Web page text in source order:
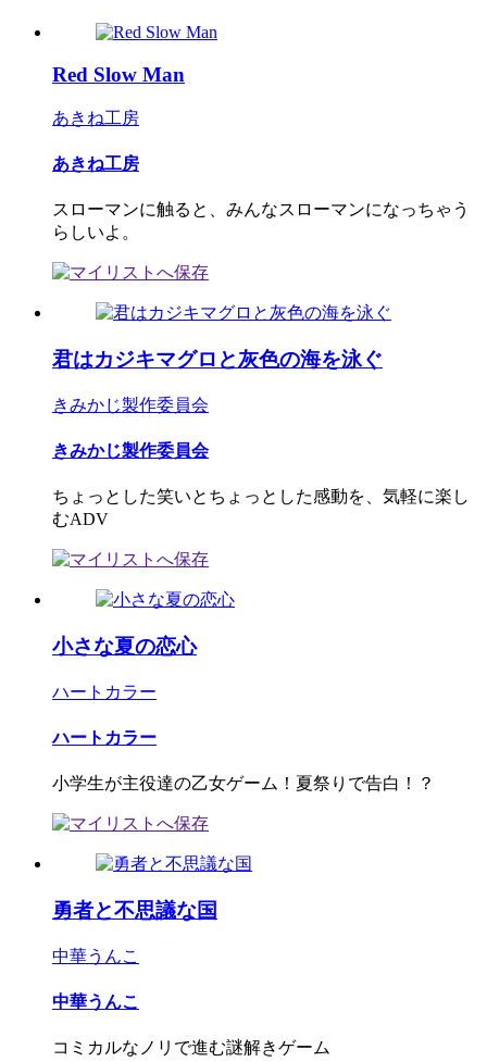
Red Slow Man
あきね工房
あきね工房
スローマンに触ると、みんなスローマンになっちゃう
らしいよ。
君はカジキマグロと灰色の海を泳ぐ
きみかじ製作委員会
きみかじ製作委員会
ちょっとした笑いとちょっとした感動を、気軽に楽し
むADV
小さな夏の恋心
ハートカラー
ハートカラー
小学生が主役達の乙女ゲーム！夏祭りで告白！？
勇者と不思議な国
中華うんこ
中華うんこ
コミカルなノリで進む謎解きゲーム